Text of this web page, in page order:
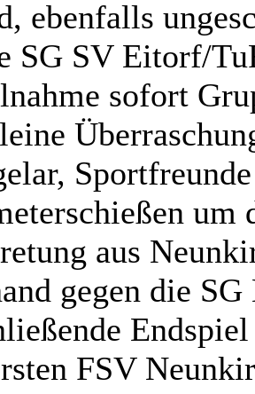
ebenfalls
SG SV Eitorf/
sofort
um
aus
gegen die
FSV